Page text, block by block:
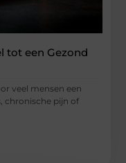
tot een Gezond
veel mensen een
chronische pijn of